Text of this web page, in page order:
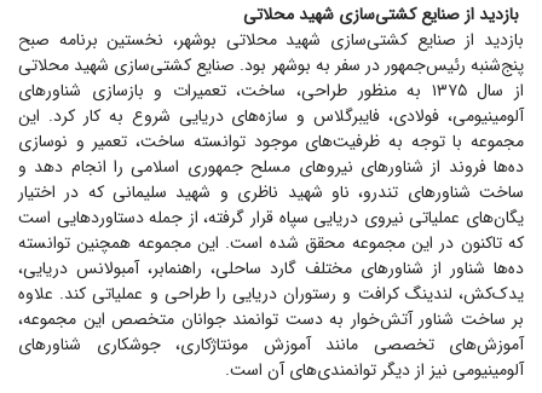
بازدید از صنایع کشتی‌سازی شهید محلاتی
بازدید از صنایع کشتی‌سازی شهید محلاتی بوشهر، نخستین برنامه صبح
پنج‌شنبه رئیس‌جمهور در سفر به بوشهر بود. صنایع کشتی‌سازی شهید محلاتی
از سال ۱۳۷۵ به منظور طراحی، ساخت، تعمیرات و بازسازی شناور‌های
آلومینیومی، فولادی، فایبرگلاس و سازه‌های دریایی شروع به کار کرد. این
مجموعه با توجه به ظرفیت‌های موجود توانسته ساخت، تعمیر و نوسازی
ده‌ها فروند از شناور‌های نیرو‌های مسلح جمهوری اسلامی را انجام دهد و
ساخت شناور‌های تندرو، ناو شهید ناظری و شهید سلیمانی که در اختیار
یگان‌های عملیاتی نیروی دریایی سپاه قرار گرفته، از جمله دستاورد‌هایی است
که تاکنون در این مجموعه محقق شده است. این مجموعه همچنین توانسته
ده‌ها شناور از شناور‌های مختلف گارد ساحلی، راهنما‌بر، آمبولانس دریایی،
یدک‌کش، لندینگ کرافت و رستوران دریایی را طراحی و عملیاتی کند. علاوه
بر ساخت شناور آتش‌خوار به دست توانمند جوانان متخصص این مجموعه،
آموزش‌های تخصصی مانند آموزش مونتاژکاری، جوشکاری شناور‌های
آلومینیومی نیز از دیگر توانمندی‌های آن است.